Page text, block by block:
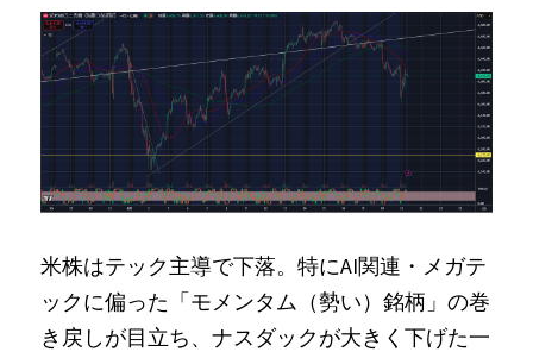
question corner
投資
ログイン/ 登録
検索
米株はテック主導で下落。特にAI関連・メガテ
ックに偏った「モメンタム（勢い）銘柄」の巻
き戻しが目立ち、ナスダックが大きく下げた一